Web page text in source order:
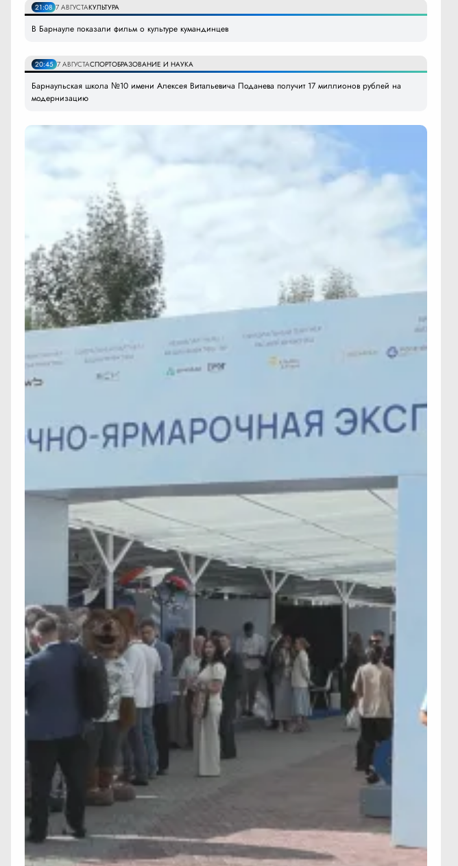
21:08 7 АВГУСТАКУЛЬТУРА
В Барнауле показали фильм о культуре кумандинцев
20:45 7 АВГУСТАСПОРТОБРАЗОВАНИЕ И НАУКА
Барнаульская школа №10 имени Алексея Витальевича Поданева получит 17 миллионов рублей на
модернизацию